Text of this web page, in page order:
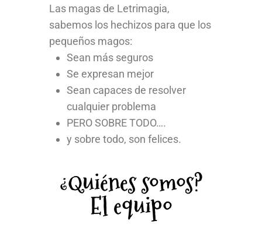
Las magas de Letrimagia,
sabemos los hechizos para que los
pequeños magos:
Sean más seguros
Se expresan mejor
Sean capaces de resolver
cualquier problema
PERO SOBRE TODO….
y sobre todo, son felices.
¿Quiénes somos?
El equipo